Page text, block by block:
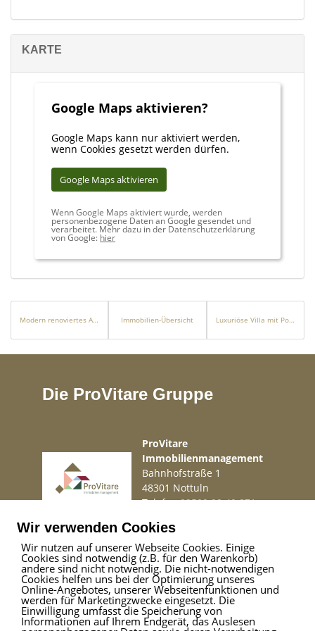
KARTE
Google Maps aktivieren?
Google Maps kann nur aktiviert werden,
wenn Cookies gesetzt werden dürfen.
Google Maps aktivieren
Wenn Google Maps aktiviert wurde, werden
personenbezogene Daten an Google gesendet und
verarbeitet. Mehr dazu in der Datenschutzerklärung
von Google: hier
Modern renoviertes Apartment in 1. Meereslinie mit Hafen- und Meerblick in El Toro Immobilien-Übersicht Luxuriöse Villa mit Pool und spektakulärem Meerblick in Puerto Andratx
Die ProVitare Gruppe
ProVitare
Immobilienmanagement
Bahnhofstraße 1
48301 Nottuln
Telefon02509 99 49 871
Impressum|Haftungsausschluss|Datenschutz
ProVitare Commercial
Wir verwenden Cookies
Wir nutzen auf unserer Webseite Cookies. Einige
Cookies sind notwendig (z.B. für den Warenkorb)
andere sind nicht notwendig. Die nicht-notwendigen
Cookies helfen uns bei der Optimierung unseres
Online-Angebotes, unserer Webseitenfunktionen und
werden für Marketingzwecke eingesetzt. Die
Einwilligung umfasst die Speicherung von
Informationen auf Ihrem Endgerät, das Auslesen